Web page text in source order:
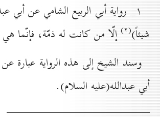
۱_ رواية أبي الربيع الشامي عن
شيئاً)(۲) إلّا من كانت له ذمّة، فإنّما
وسند الشيخ إلى هذه الرواية
أبي عبدالله(عليه السلام).